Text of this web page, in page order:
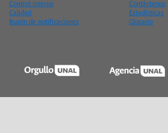
Control interno
Calidad
Buzón de notificaciones
Contáctenos
Estadísticas
Glosario